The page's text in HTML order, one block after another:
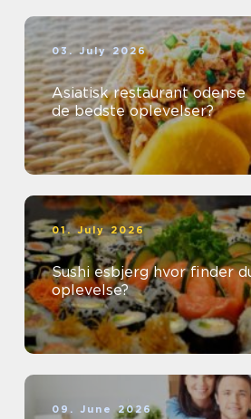
03. July 2026
Asiatisk restaurant odense hvor finder du
de bedste oplevelser?
01. July 2026
Sushi esbjerg hvor finder du den bedste
oplevelse?
09. June 2026